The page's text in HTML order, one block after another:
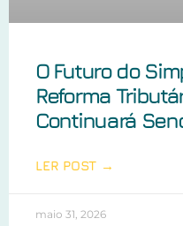
O Futuro do
Reforma
Continuará
LER POST →
maio 31, 2026